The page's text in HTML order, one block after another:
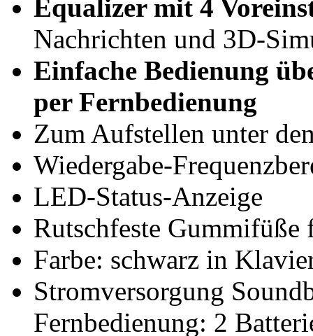
Equalizer mit 4
Nachrichten und 3D-
Einfache Bedienung
per Fernbedienung
Zum Aufstellen unter
Wiedergabe-
LED-Status-Anzeige
Rutschfeste Gummifüße
Farbe: schwarz in
Stromversorgung
Fernbedienung: 2